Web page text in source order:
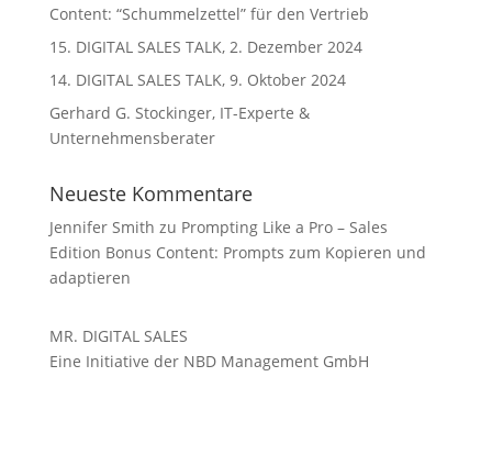
Content: “Schummelzettel” für den Vertrieb
15. DIGITAL SALES TALK, 2. Dezember 2024
14. DIGITAL SALES TALK, 9. Oktober 2024
Gerhard G. Stockinger, IT-Experte &
Unternehmensberater
Neueste Kommentare
Jennifer Smith zu Prompting Like a Pro – Sales
Edition Bonus Content: Prompts zum Kopieren und
adaptieren
MR. DIGITAL SALES
Eine Initiative der NBD Management GmbH